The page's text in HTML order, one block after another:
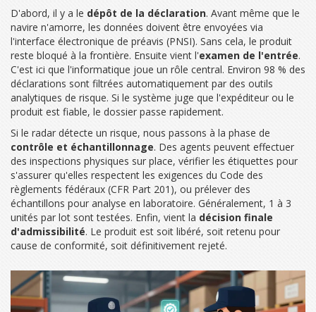
D'abord, il y a le dépôt de la déclaration. Avant même que le
navire n'amorre, les données doivent être envoyées via
l'interface électronique de préavis (PNSI). Sans cela, le produit
reste bloqué à la frontière. Ensuite vient l'examen de l'entrée.
C'est ici que l'informatique joue un rôle central. Environ 98 % des
déclarations sont filtrées automatiquement par des outils
analytiques de risque. Si le système juge que l'expéditeur ou le
produit est fiable, le dossier passe rapidement.
Si le radar détecte un risque, nous passons à la phase de
contrôle et échantillonnage. Des agents peuvent effectuer
des inspections physiques sur place, vérifier les étiquettes pour
s'assurer qu'elles respectent les exigences du Code des
règlements fédéraux (CFR Part 201), ou prélever des
échantillons pour analyse en laboratoire. Généralement, 1 à 3
unités par lot sont testées. Enfin, vient la décision finale
d'admissibilité. Le produit est soit libéré, soit retenu pour
cause de conformité, soit définitivement rejeté.